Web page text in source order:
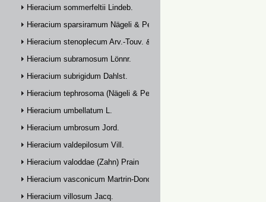
Hieracium sommerfeltii Lindeb.
Hieracium sparsiramum Nägeli & Peter
Hieracium stenoplecum Arv.-Touv. & Huter
Hieracium subramosum Lönnr.
Hieracium subrigidum Dahlst.
Hieracium tephrosoma (Nägeli & Peter) Zahn
Hieracium umbellatum L.
Hieracium umbrosum Jord.
Hieracium valdepilosum Vill.
Hieracium valoddae (Zahn) Prain
Hieracium vasconicum Martrin-Donos
Hieracium villosum Jacq.